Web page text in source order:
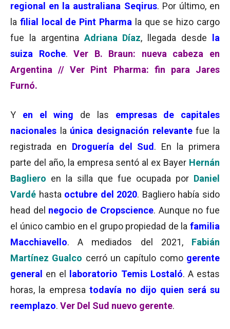
regional en la australiana Seqirus. Por último, en
la filial local de Pint Pharma la que se hizo cargo
fue la argentina Adriana Díaz, llegada desde
la
suiza Roche.Ver B. Braun: nueva cabeza en
Argentina// Ver Pint Pharma: fin para Jares
Furnó.
Y en el wing de las empresas de capitales
nacionales la única designación relevantefue la
registrada en Droguería del Sud . En la primera
parte del año, la empresa sentó al ex Bayer Hernán
Bagliero en la silla que fue ocupada por Daniel
Vardé hasta octubre del 2020. Bagliero había sido
head del negocio de Cropscience. Aunque no fue
el único cambio en el grupo propiedad de la familia
Macchiavello. A mediados del 2021, Fabián
Martínez Gualco cerró un capítulo como gerente
general en el laboratorio Temis Lostaló. A estas
horas, la empresa todavía no dijo quien será su
reemplazo. Ver Del Sud nuevo gerente.